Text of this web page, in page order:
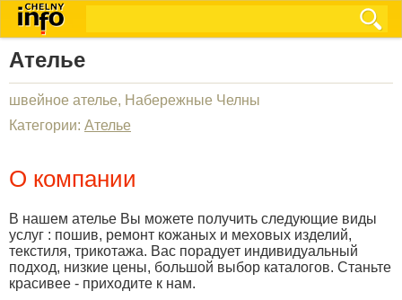
Ателье
швейное ателье, Набережные Челны
Категории: Ателье
О компании
В нашем ателье Вы можете получить следующие виды
услуг : пошив, ремонт кожаных и меховых изделий,
текстиля, трикотажа. Вас порадует индивидуальный
подход, низкие цены, большой выбор каталогов. Станьте
красивее - приходите к нам.